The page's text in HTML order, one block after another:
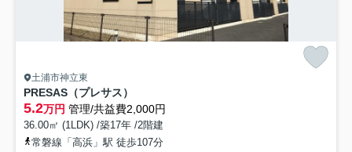
土浦市神立東
PRESAS（プレサス）
5.2万円 管理/共益費2,000円
36.00㎡ (1LDK) /築17年 /2階建
常磐線「高浜」駅 徒歩107分